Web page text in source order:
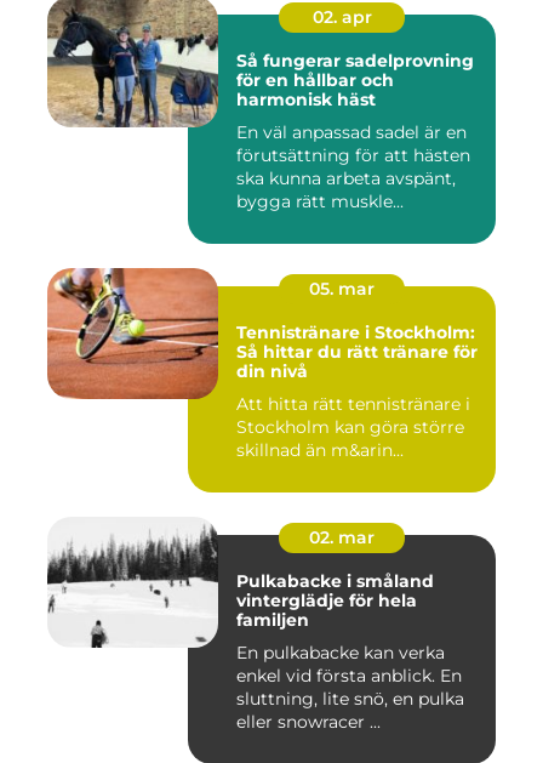
02. apr
Så fungerar sadelprovning
för en hållbar och
harmonisk häst
En väl anpassad sadel är en
förutsättning för att hästen
ska kunna arbeta avspänt,
bygga rätt muskle...
05. mar
Tennistränare i Stockholm:
Så hittar du rätt tränare för
din nivå
Att hitta rätt tennistränare i
Stockholm kan göra större
skillnad än m&arin...
02. mar
Pulkabacke i småland
vinterglädje för hela
familjen
En pulkabacke kan verka
enkel vid första anblick. En
sluttning, lite snö, en pulka
eller snowracer ...